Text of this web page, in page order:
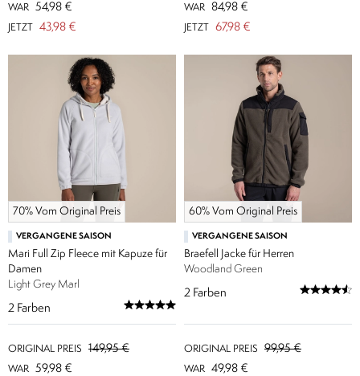
WAR 54,98 €
JETZT 43,98 €
WAR 84,98 €
JETZT 67,98 €
70% Vom Original Preis
VERGANGENE SAISON
Mari Full Zip Fleece mit Kapuze für
Damen
Light Grey Marl
2 Farben
ORIGINAL PREIS 149,95 €
WAR 59,98 €
60% Vom Original Preis
VERGANGENE SAISON
Braefell Jacke für Herren
Woodland Green
2 Farben
ORIGINAL PREIS 99,95 €
WAR 49,98 €